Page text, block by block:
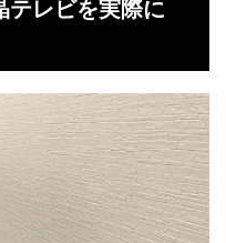
テレビを実際に